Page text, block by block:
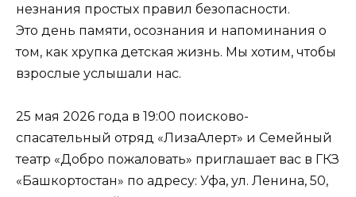
незнания простых правил безопасности.
Это день памяти, осознания и напоминания о
том, как хрупка детская жизнь. Мы хотим, чтобы
взрослые услышали нас.
25 мая 2026 года в 19:00 поисково-
спасательный отряд «ЛизаАлерт» и Семейный
театр «Добро пожаловать» приглашает вас в ГКЗ
«Башкортостан» по адресу: Уфа, ул. Ленина, 50,